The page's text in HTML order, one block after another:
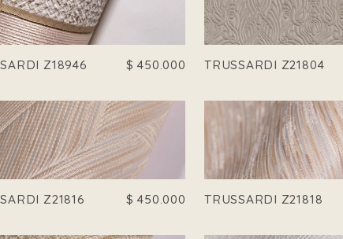
Z18946 $ 450.000 TRUSSARDI Z21804
Z21816 $ 450.000 TRUSSARDI Z21818